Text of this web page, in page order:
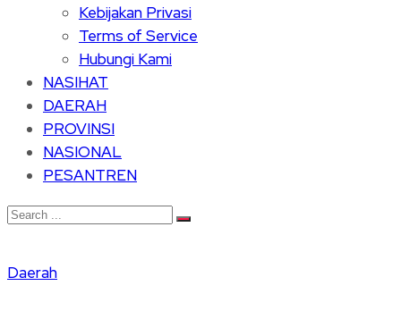
Kebijakan Privasi
Terms of Service
Hubungi Kami
NASIHAT
DAERAH
PROVINSI
NASIONAL
PESANTREN
Daerah